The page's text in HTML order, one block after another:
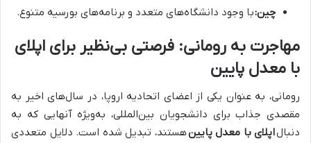
چین:با وجود دانشگاه‌های متعدد و برنامه‌های بورسیه متنوع.
مهاجرت به رومانی: فرصتی بی‌نظیر برای اپلای
با معدل پایین
رومانی، به عنوان یکی از اعضای اتحادیه اروپا، در سال‌های اخیر به
مقصدی جذاب برای دانشجویان بین‌المللی، به‌ویژه آنهایی که به
دنبالاپلای با معدل پایینهستند، تبدیل شده است. دلایل متعددی